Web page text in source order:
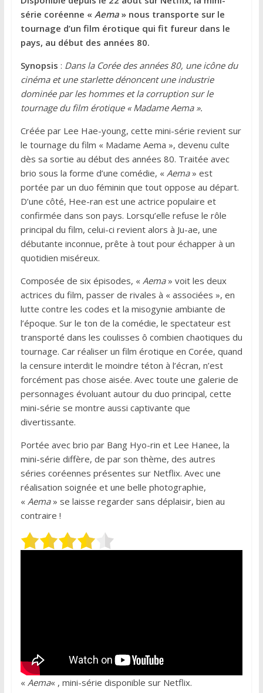
série coréenne « Aema» nous transporte sur le
tournage d’un film érotique qui fit fureur dans le
pays, au début des années 80.
Synopsis : Dans la Corée des années 80, une icône du
cinéma et une starlette dénoncent une industrie
dominée par les hommes et la corruption sur le
tournage du film érotique « Madame Aema ».
Créée par Lee Hae-young, cette mini-série revient sur
le tournage du film « Madame Aema », devenu culte
dès sa sortie au début des années 80. Traitée avec
brio sous la forme d’une comédie, « Aema» est
portée par un duo féminin que tout oppose au départ.
D’une côté, Hee-ran est une actrice populaire et
confirmée dans son pays. Lorsqu’elle refuse le rôle
principal du film, celui-ci revient alors à Ju-ae, une
débutante inconnue, prête à tout pour échapper à un
quotidien miséreux.
Composée de six épisodes, « Aema» voit les deux
actrices du film, passer de rivales à « associées », en
lutte contre les codes et la misogynie ambiante de
l’époque. Sur le ton de la comédie, le spectateur est
transporté dans les coulisses ô combien chaotiques du
tournage. Car réaliser un film érotique en Corée, quand
la censure interdit le moindre téton à l’écran, n’est
forcément pas chose aisée. Avec toute une galerie de
personnages évoluant autour du duo principal, cette
mini-série se montre aussi captivante que
divertissante.
Portée avec brio par Bang Hyo-rin et Lee Hanee, la
mini-série diffère, de par son thème, des autres
séries coréennes présentes sur Netflix. Avec une
réalisation soignée et une belle photographie,
« Aema» se laisse regarder sans déplaisir, bien au
contraire !
« Aema« , mini-série disponible sur Netflix.